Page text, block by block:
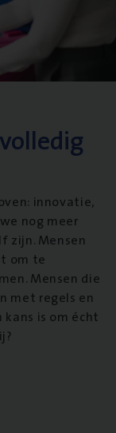
innovatie,
nog meer
zijn. Mensen
om te
Mensen die
met regels en
is om écht